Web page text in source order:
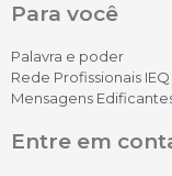
Para você
Palavra e poder
Rede Profissionais IEQ
Mensagens
Entre em